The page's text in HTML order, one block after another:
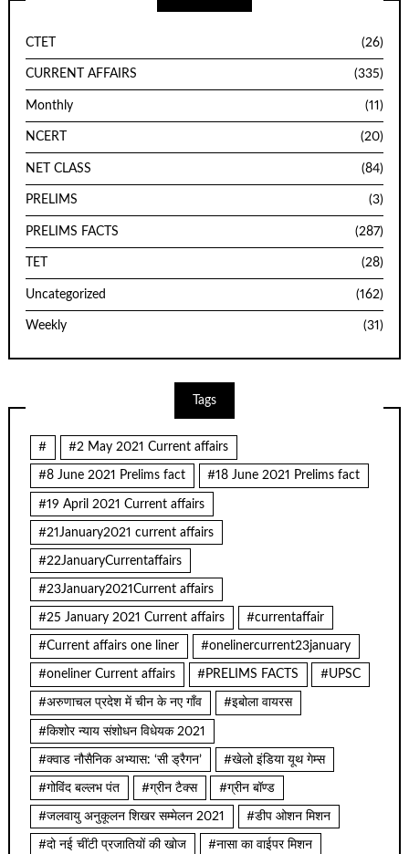
CTET (26)
CURRENT AFFAIRS (335)
Monthly (11)
NCERT (20)
NET CLASS (84)
PRELIMS (3)
PRELIMS FACTS (287)
TET (28)
Uncategorized (162)
Weekly (31)
Tags
# #2 May 2021 Current affairs
#8 June 2021 Prelims fact #18 June 2021 Prelims fact
#19 April 2021 Current affairs
#21January2021 current affairs
#22JanuaryCurrentaffairs
#23January2021Current affairs
#25 January 2021 Current affairs #currentaffair
#Current affairs one liner #onelinercurrent23january
#oneliner Current affairs #PRELIMS FACTS #UPSC
#अरुणाचल प्रदेश में चीन के नए गाँव #इबोला वायरस
#किशोर न्याय संशोधन विधेयक 2021
#क्वाड नौसैनिक अभ्यास: ‘सी ड्रैगन’ #खेलो इंडिया यूथ गेम्स
#गोविंद बल्लभ पंत #ग्रीन टैक्स #ग्रीन बॉण्ड
#जलवायु अनुकूलन शिखर सम्मेलन 2021 #डीप ओशन मिशन
#दो नई चींटी प्रजातियों की खोज #नासा का वाईपर मिशन